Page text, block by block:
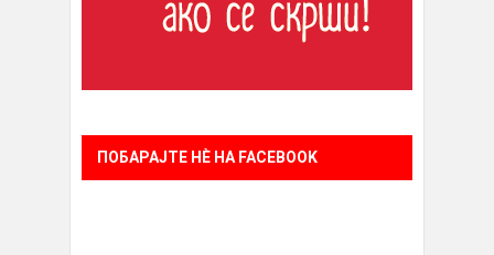
ПОБАРАЈТЕ НÈ НА FACEBOOK